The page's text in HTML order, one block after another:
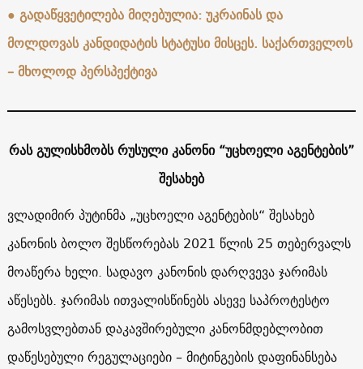
● გადაწყვეტილება მიღებულია: უკრაინას და
მოლდოვას კანდიდატის სტატუსი მისცეს. საქართველოს
– მხოლოდ პერსპექტივა
რას გულისხმობს რუსული კანონი “უცხოელი აგენტების”
შესახებ
ვლადიმირ პუტინმა „უცხოელი აგენტების“ შესახებ
კანონის ბოლო შესწორებას 2021 წლის 25 თებერვალს
მოაწერა ხელი. სადავო კანონის დარღვევა ჯარიმას
აწესებს. ჯარიმას ითვალისწინებს ასევე საპროტესტო
გამოსვლებთან დაკავშირებული კანონმდებლობით
დაწესებული რეგულაციები – მიტინგების დაფინანსება